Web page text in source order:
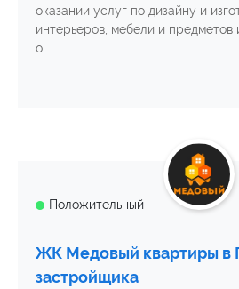
оказании услуг по дизайну и
интерьеров, мебели и предметов
о
Положительный
ЖК Медовый квартиры в
застройщика